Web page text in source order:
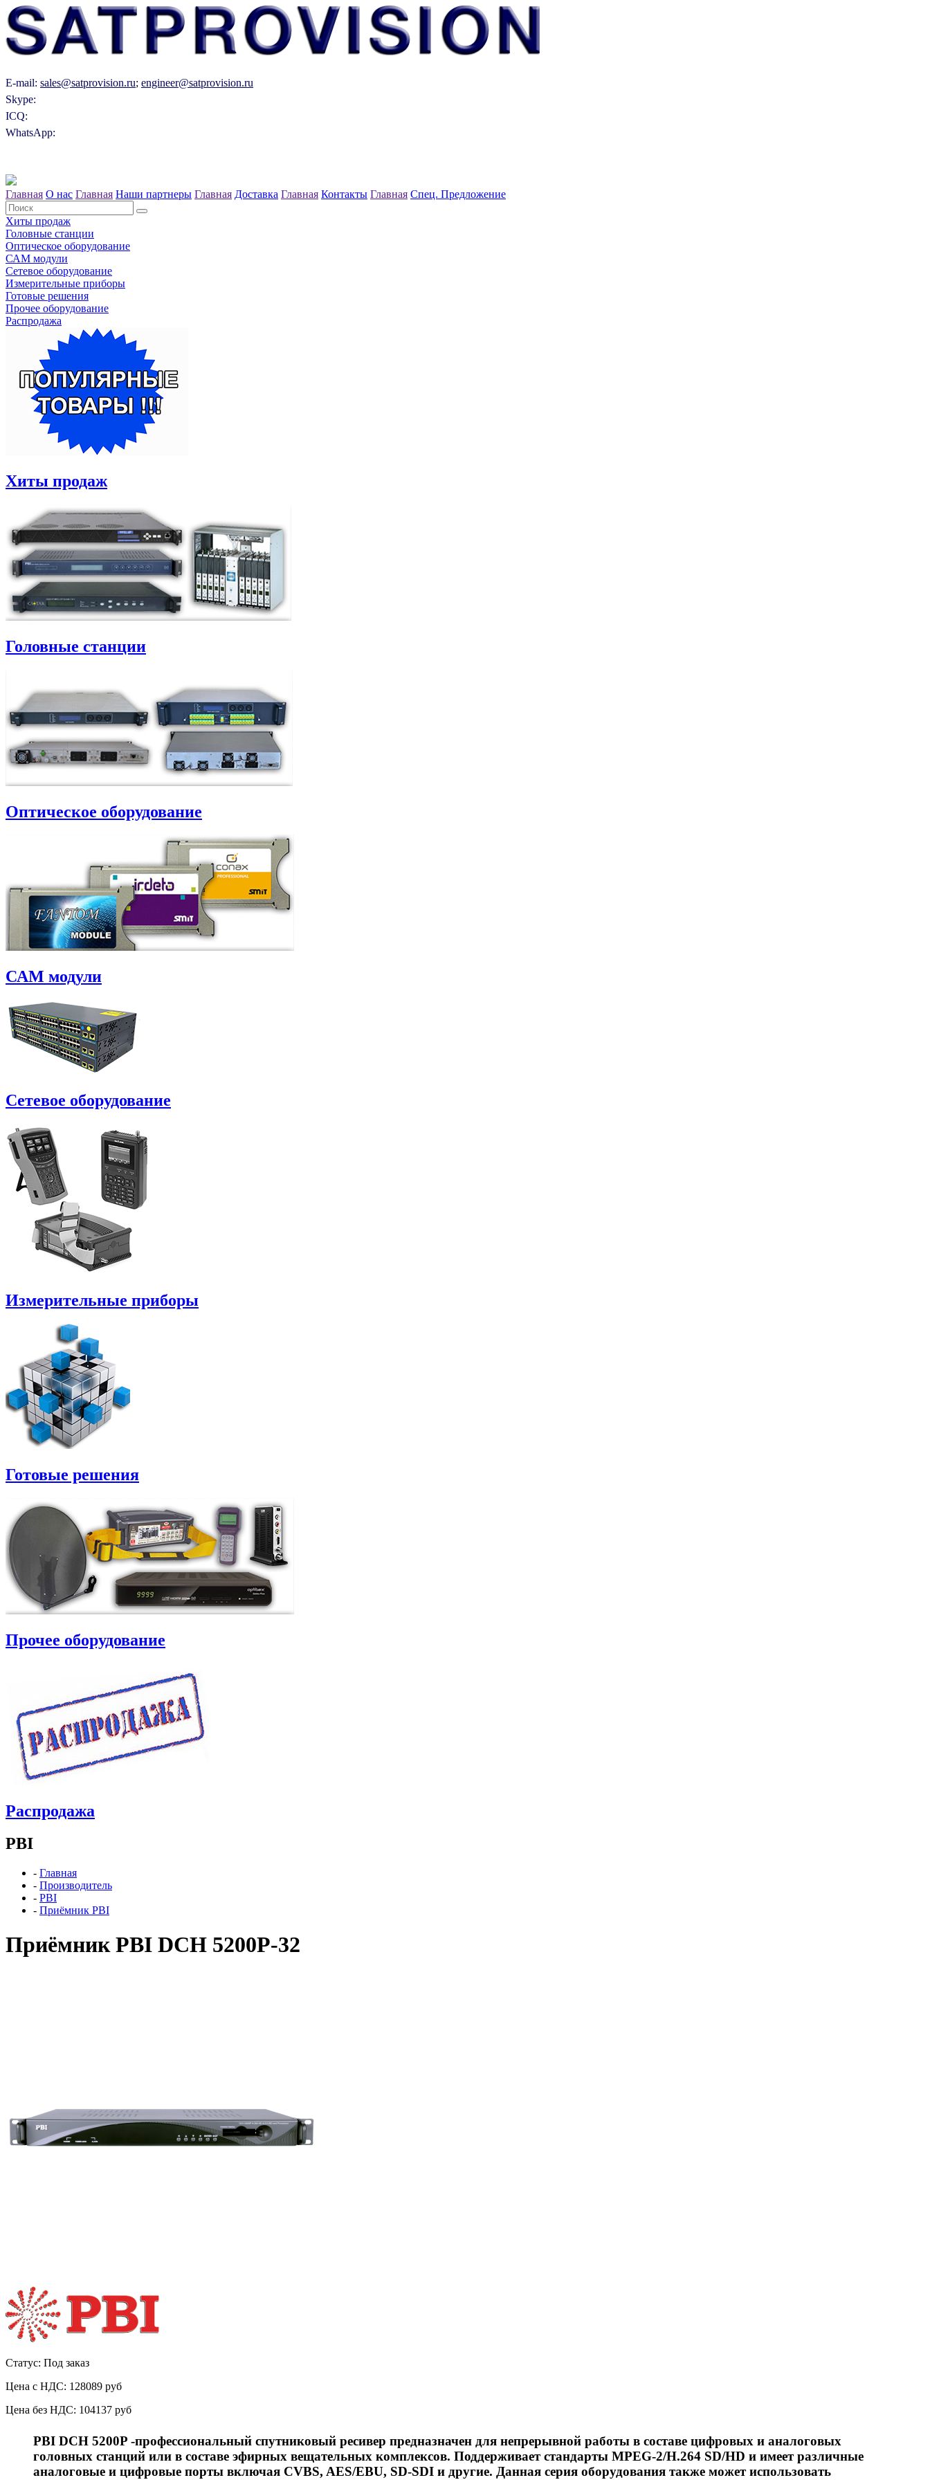
E-mail: sales@satprovision.ru; engineer@satprovision.ru
Skype:
ICQ:
WhatsApp:
Главная О нас Главная Наши партнеры Главная Доставка Главная Контакты Главная Спец. Предложение
Хиты продаж
Головные станции
Оптическое оборудование
САM модули
Сетевое оборудование
Измерительные приборы
Готовые решения
Прочее оборудование
Распродажа
Хиты продаж
Головные станции
Оптическое оборудование
САM модули
Сетевое оборудование
Измерительные приборы
Готовые решения
Прочее оборудование
Распродажа
PBI
- Главная
- Производитель
- PBI
- Приёмник PBI
Приёмник PBI DCH 5200P-32
Статус: Под заказ
Цена с НДС: 128089 руб
Цена без НДС: 104137 руб
PBI DCH 5200P -профессиональный спутниковый ресивер предназначен для непрерывной работы в составе цифровых и аналоговых
головных станций или в составе эфирных вещательных комплексов. Поддерживает стандарты MPEG-2/H.264 SD/HD и имеет различные
аналоговые и цифровые порты включая CVBS, AES/EBU, SD-SDI и другие. Данная серия оборудования также может использовать